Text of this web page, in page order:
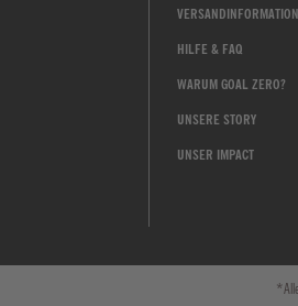
HILFE & FAQ
WARUM GOAL ZERO?
UNSERE STORY
UNSER IMPACT